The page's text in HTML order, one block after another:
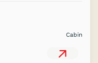
Cabin